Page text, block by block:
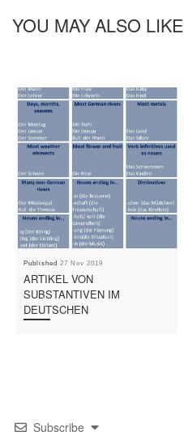
YOU MAY ALSO LIKE
Published27 Nov 2019
ARTIKEL VON
SUBSTANTIVEN IM
DEUTSCHEN
Subscribe